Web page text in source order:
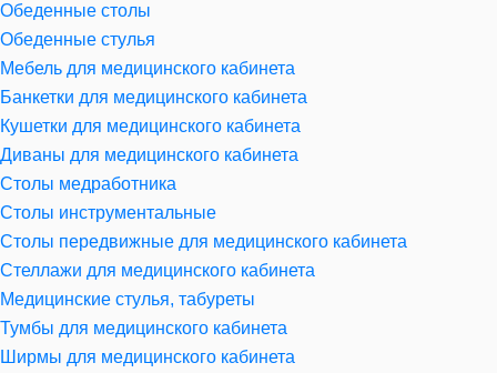
Обеденные столы
Обеденные стулья
Мебель для медицинского кабинета
Банкетки для медицинского кабинета
Кушетки для медицинского кабинета
Диваны для медицинского кабинета
Столы медработника
Столы инструментальные
Столы передвижные для медицинского кабинета
Стеллажи для медицинского кабинета
Медицинские стулья, табуреты
Тумбы для медицинского кабинета
Ширмы для медицинского кабинета